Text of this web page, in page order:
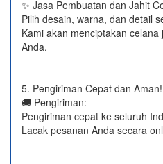
✨ Jasa Pembuatan dan Jahit
Pilih desain, warna, dan detail
Kami akan menciptakan
Anda.
5. Pengiriman Cepat dan Aman!
🚚 Pengiriman:
Pengiriman cepat ke seluruh
Lacak pesanan Anda secara